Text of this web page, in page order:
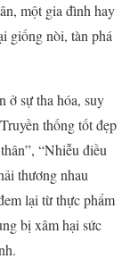
một gia đình hay
giống nòi, tàn phá
ở sự tha hóa, suy
thống tốt đẹp
“Nhiễu điều
thương nhau
lại từ thực phẩm
bị xâm hại sức